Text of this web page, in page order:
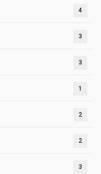
4
3
3
1
2
2
3